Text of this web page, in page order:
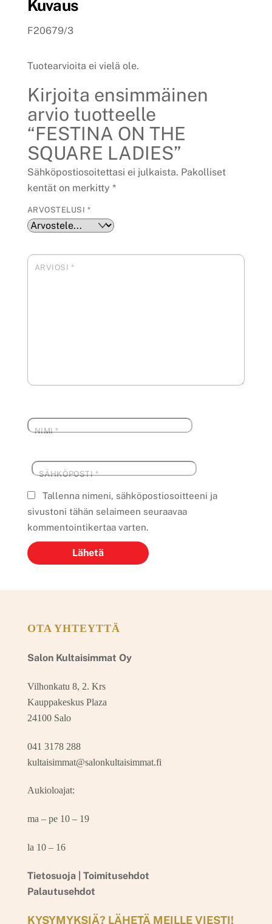
Kuvaus
F20679/3
Tuotearvioita ei vielä ole.
Kirjoita ensimmäinen
arvio tuotteelle
“FESTINA ON THE
SQUARE LADIES”
Sähköpostiosoitettasi ei julkaista. Pakolliset
kentät on merkitty *
ARVOSTELUSI *
ARVIOSI *
NIMI*
SÄHKÖPOSTI*
Tallenna nimeni, sähköpostiosoitteeni ja
sivustoni tähän selaimeen seuraavaa
kommentointikertaa varten.
OTA YHTEYTTÄ
Salon Kultaisimmat Oy
Vilhonkatu 8, 2. Krs
Kauppakeskus Plaza
24100 Salo
041 3178 288
kultaisimmat@salonkultaisimmat.fi
Aukioloajat:
ma – pe 10 – 19
la 10 – 16
Tietosuoja | Toimitusehdot
Palautusehdot
KYSYMYKSIÄ? LÄHETÄ MEILLE VIESTI!